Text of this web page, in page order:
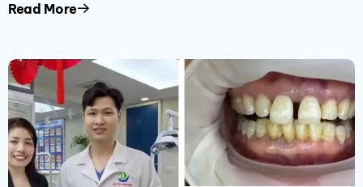
Read More